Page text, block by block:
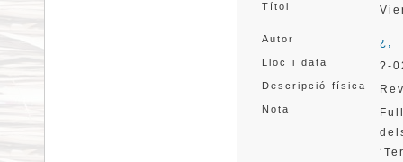
Títol
Autor ¿,
Lloc i data ?-
Descripció física
Nota